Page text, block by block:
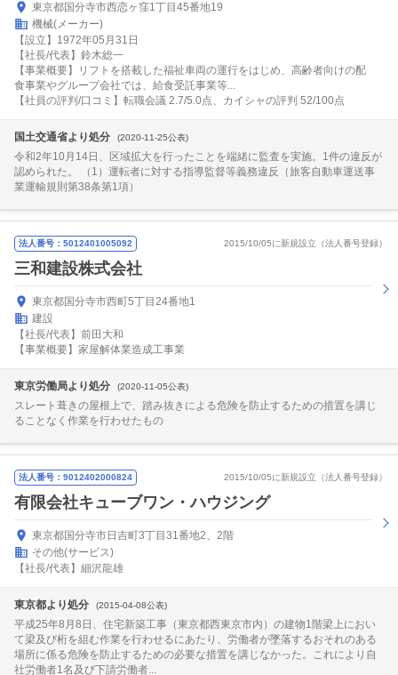
東京都国分寺市西恋ヶ窪1丁目45番地19
機械(メーカー)
【設立】1972年05月31日
【社長/代表】鈴木総一
【事業概要】リフトを搭載した福祉車両の運行をはじめ、高齢者向けの配
食事業やグループ会社では、給食受託事業等...
【社員の評判/口コミ】転職会議 2.7/5.0点、カイシャの評判 52/100点
国土交通省より処分 (2020-11-25公表)
令和2年10月14日、区域拡大を行ったことを端緒に監査を実施。1件の違反が
認められた。 （1）運転者に対する指導監督等義務違反（旅客自動車運送事
業運輸規則第38条第1項）
法人番号：5012401005092 2015/10/05に新規設立（法人番号登録）
三和建設株式会社
東京都国分寺市西町5丁目24番地1
建設
【社長/代表】前田大和
【事業概要】家屋解体業造成工事業
東京労働局より処分 (2020-11-05公表)
スレート葺きの屋根上で、踏み抜きによる危険を防止するための措置を講じ
ることなく作業を行わせたもの
法人番号：9012402000824 2015/10/05に新規設立（法人番号登録）
有限会社キューブワン・ハウジング
東京都国分寺市日吉町3丁目31番地2、2階
その他(サービス)
【社長/代表】細沢龍雄
東京都より処分 (2015-04-08公表)
平成25年8月8日、住宅新築工事（東京都西東京市内）の建物1階梁上におい
て梁及び桁を組む作業を行わせるにあたり、労働者が墜落するおそれのある
場所に係る危険を防止するための必要な措置を講じなかった。これにより自
社労働者1名及び下請労働者...